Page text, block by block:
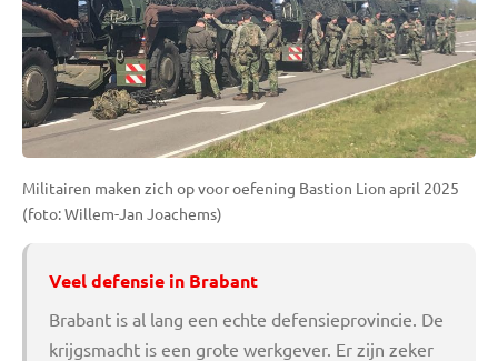
Militairen maken zich op voor oefening Bastion Lion april 2025
(foto: Willem-Jan Joachems)
Veel defensie in Brabant
Brabant is al lang een echte defensieprovincie. De
krijgsmacht is een grote werkgever. Er zijn zeker